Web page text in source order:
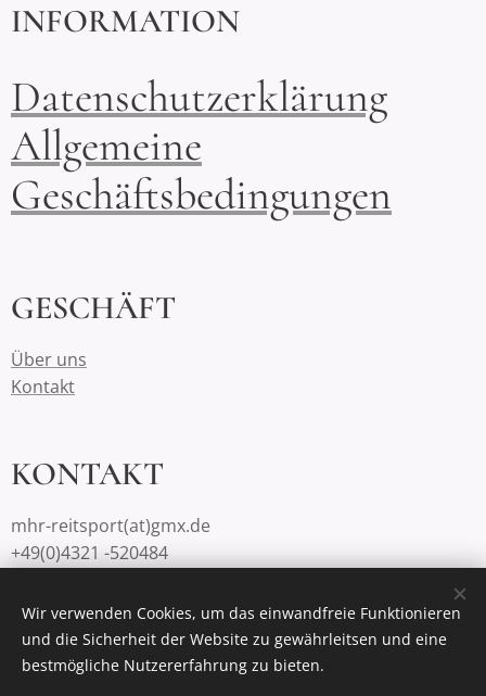
INFORMATION
Datenschutzerklärung
Allgemeine
Geschäftsbedingungen
GESCHÄFT
Über uns
Kontakt
KONTAKT
mhr-reitsport(at)gmx.de
+49(0)4321 -520484
Unterstützt vonWebnode Cookies
Wir verwenden Cookies, um das einwandfreie Funktionieren
und die Sicherheit der Website zu gewährleitsen und eine
bestmögliche Nutzererfahrung zu bieten.